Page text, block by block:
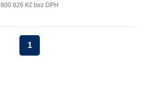
800 826 Kč bez DPH
1